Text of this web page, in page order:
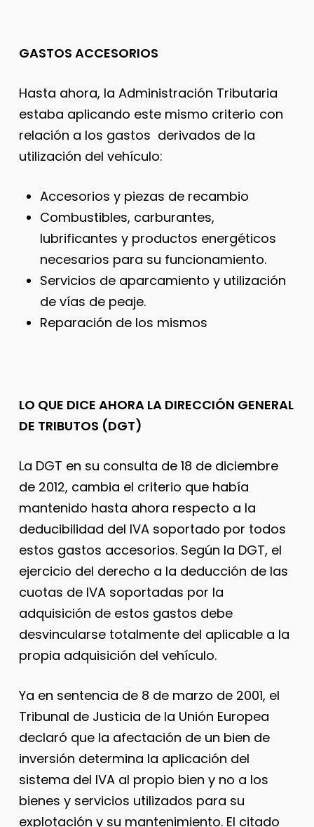
GASTOS ACCESORIOS
Hasta ahora, la Administración Tributaria
estaba aplicando este mismo criterio con
relación a los gastos derivados de la
utilización del vehículo:
Accesorios y piezas de recambio
Combustibles, carburantes,
lubrificantes y productos energéticos
necesarios para su funcionamiento.
Servicios de aparcamiento y utilización
de vías de peaje.
Reparación de los mismos
LO QUE DICE AHORA LA DIRECCIÓN GENERAL
DE TRIBUTOS (DGT)
La DGT en su consulta de 18 de diciembre
de 2012, cambia el criterio que había
mantenido hasta ahora respecto a la
deducibilidad del IVA soportado por todos
estos gastos accesorios. Según la DGT, el
ejercicio del derecho a la deducción de las
cuotas de IVA soportadas por la
adquisición de estos gastos debe
desvincularse totalmente del aplicable a la
propia adquisición del vehículo.
Ya en sentencia de 8 de marzo de 2001, el
Tribunal de Justicia de la Unión Europea
declaró que la afectación de un bien de
inversión determina la aplicación del
sistema del IVA al propio bien y no a los
bienes y servicios utilizados para su
explotación y su mantenimiento. El citado